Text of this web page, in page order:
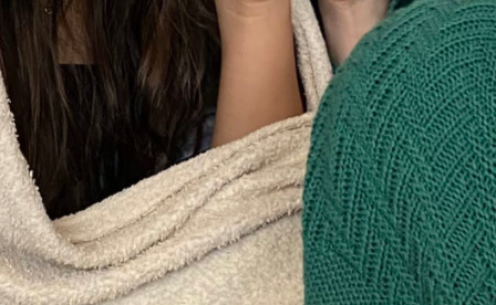
immer wieder in das Programm von Radio
ArtZone rein und lässt sich benebeln, von
Reisefieber packen, schlaflos in Loops
hüllen oder von vielen Stimmen singend
berauschen.